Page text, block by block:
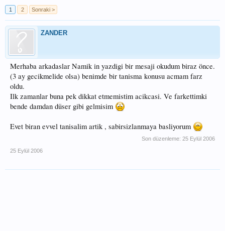
1 2 Sonraki >
ZANDER
Merhaba arkadaslar Namik in yazdigi bir mesaji okudum biraz önce.
(3 ay gecikmelide olsa) benimde bir tanisma konusu acmam farz
oldu.
Ilk zamanlar buna pek dikkat etmemistim acikcasi. Ve farkettimki
bende damdan düser gibi gelmisim
Evet biran evvel tanisalim artik , sabirsizlanmaya basliyorum
Son düzenleme: 25 Eylül 2006
25 Eylül 2006